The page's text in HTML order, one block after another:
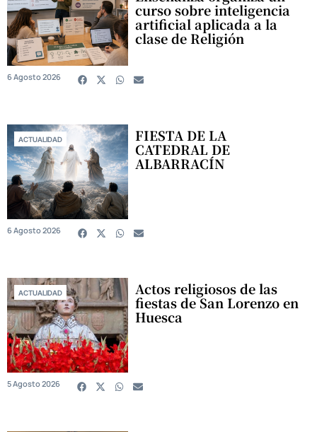
curso sobre inteligencia
artificial aplicada a la
clase de Religión
6 Agosto 2026
ACTUALIDAD FIESTA DE LA
CATEDRAL DE
ALBARRACÍN
6 Agosto 2026
ACTUALIDAD Actos religiosos de las
fiestas de San Lorenzo en
Huesca
5 Agosto 2026